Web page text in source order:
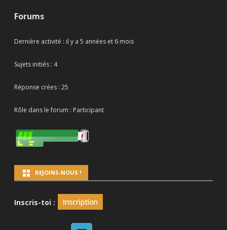
Forums
Dernière activité : il y a 5 années et 6 mois
Sujets initiés : 4
Réponse crées : 25
Rôle dans le forum : Participant
REJOINS-NOUS !
Inscris-toi :